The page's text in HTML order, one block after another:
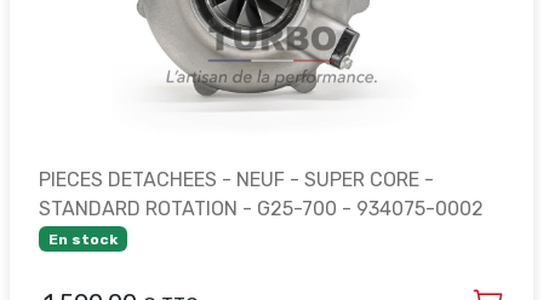
PIECES DETACHEES - NEUF - SUPER CORE -
STANDARD ROTATION - G25-700 - 934075-0002
En stock